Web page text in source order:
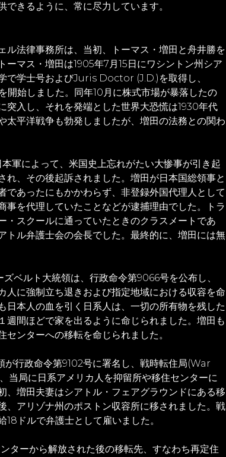
きるように、常に尽力しています。
ル法律事務所は、当初、トーマス・増田と舟井勝を
ーマス・増田は1905年7月15日にワシントン州シア
で学士号およびJuris Doctor (J.D.)を取得し、
開始しました。同年10月に株式市場が暴落したの
突入し、それを発端とした世界大恐慌は1930年代
太平洋戦争も勃発しましたが、増田の法務との関わ
軍によって、米国史上忘れがたい大惨事が引き起
れ、その後起訴されました。増田が日本国総領事と
であったにもかかわらず、非登録外国代理人として
事を代理していたことなどが逮捕理由でした。トラ
・スクールに通っていたときのクラスメートであ
トル弁護士会の会長でした。最終的に、増田には無
ベルト大統領は、行政命令第9066号を公布し、
人に強制立ち退きおよび指定地域における収容を命
日本人の血を引く日系人は、一切の所有物を残した
週間ほどで家を出るように命じられました。増田も
ンターへの移転を命じられました。
が行政命令第9102号に署名し、戦時転住局(War
局に日系アメリカ人を抑留所や移住センターに
、増田夫妻はシアトル・フェアグラウンドにある移
、アリゾナ州のポストン収容所に移されました。戦
ドルで弁護士として雇いました。
ターから解放された後の移転先、すなわち再定住